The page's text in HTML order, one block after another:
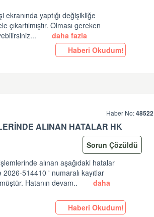
ekranında yaptığı değişikliğe
Olması gereken
daha fazla
Haberi Okudum!
Haber No:48522
ALINAN HATALAR HK
Sorun Çözüldü
alınan aşağıdaki hatalar
514410 ' numaralı kayıtlar
Hatanın devam..
daha
Haberi Okudum!